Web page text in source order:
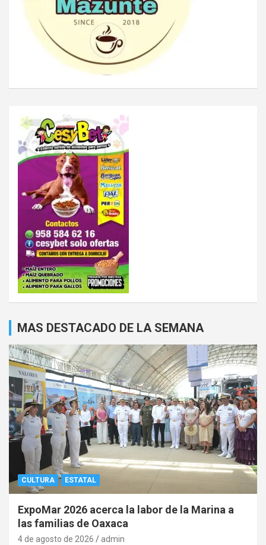
MAS DESTACADO DE LA SEMANA
CULTURA ESTATAL
ExpoMar 2026 acerca la labor de la Marina a
las familias de Oaxaca
4 de agosto de 2026 admin